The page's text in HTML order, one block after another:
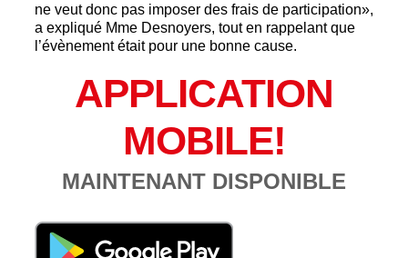
ne veut donc pas imposer des frais de participation»,
a expliqué Mme Desnoyers, tout en rappelant que
l’évènement était pour une bonne cause.
APPLICATION
MOBILE!
MAINTENANT DISPONIBLE